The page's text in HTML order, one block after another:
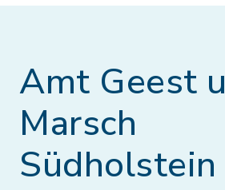
Amt Geest
Marsch
Südholstein